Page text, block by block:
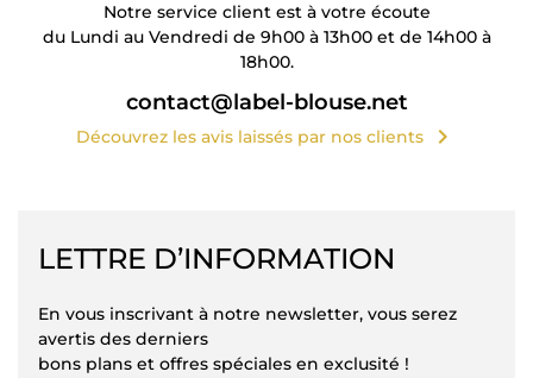
Notre service client est à votre écoute
du Lundi au Vendredi de 9h00 à 13h00 et de 14h00 à
18h00.
contact@label-blouse.net
Découvrez les avis laissés par nos clients chevron_right
LETTRE D’INFORMATION
En vous inscrivant à notre newsletter, vous serez
avertis des derniers
bons plans et offres spéciales en exclusité !